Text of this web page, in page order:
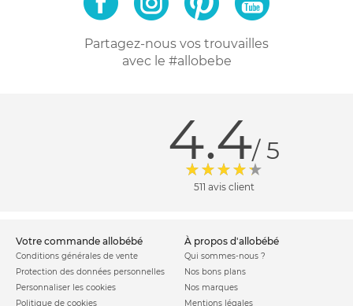
Partagez-nous vos trouvailles
avec le #allobebe
4.4/ 5
511 avis client
votre commande allobébé
Conditions générales de vente
Protection des données personnelles
Personnaliser les cookies
Politique de cookies
à propos d'allobébé
Qui sommes-nous ?
Nos bons plans
Nos marques
Mentions légales